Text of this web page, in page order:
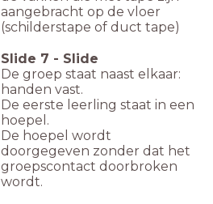
aangebracht op de vloer
(schilderstape of duct tape)
Slide 7 - Slide
De groep staat naast elkaar:
handen vast.
De eerste leerling staat in een
hoepel.
De hoepel wordt
doorgegeven zonder dat het
groepscontact doorbroken
wordt.